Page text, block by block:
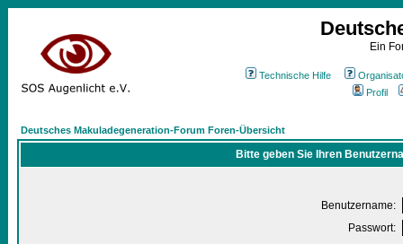
Ein
Technische Hilfe
Profil
Deutsches Makuladegeneration-Forum Foren-Übersicht
Bitte geben Sie Ihren
Benutzername:
Passwort: